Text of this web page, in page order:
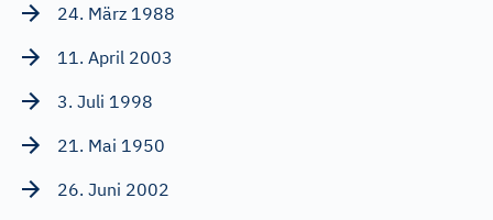
24. März 1988
11. April 2003
3. Juli 1998
21. Mai 1950
26. Juni 2002